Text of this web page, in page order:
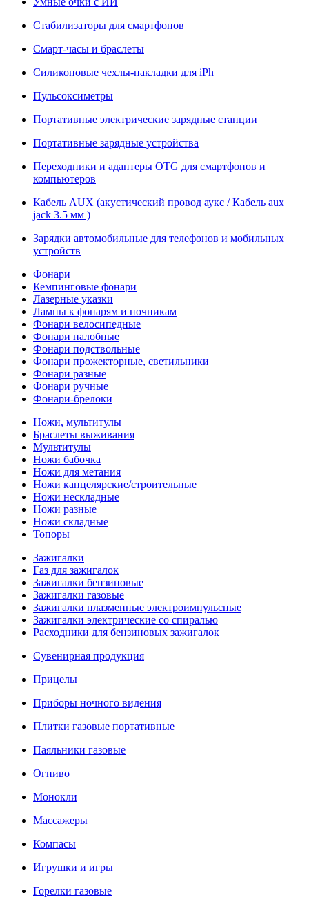
Стабилизаторы для смартфонов
Смарт-часы и браслеты
Силиконовые чехлы-накладки для iPh
Пульсоксиметры
Портативные электрические зарядные станции
Портативные зарядные устройства
Переходники и адаптеры OTG для смартфонов и
компьютеров
Кабель AUX (акустический провод аукс / Кабель aux
jack 3.5 мм )
Зарядки автомобильные для телефонов и мобильных
устройств
Фонари
Кемпинговые фонари
Лазерные указки
Лампы к фонарям и ночникам
Фонари велосипедные
Фонари налобные
Фонари подствольные
Фонари прожекторные, светильники
Фонари разные
Фонари ручные
Фонари-брелоки
Ножи, мультитулы
Браслеты выживания
Мультитулы
Ножи бабочка
Ножи для метания
Ножи канцелярские/строительные
Ножи нескладные
Ножи разные
Ножи складные
Топоры
Зажигалки
Газ для зажигалок
Зажигалки бензиновые
Зажигалки газовые
Зажигалки плазменные электроимпульсные
Зажигалки электрические со спиралью
Расходники для бензиновых зажигалок
Сувенирная продукция
Прицелы
Приборы ночного видения
Плитки газовые портативные
Паяльники газовые
Огниво
Монокли
Массажеры
Компасы
Игрушки и игры
Горелки газовые